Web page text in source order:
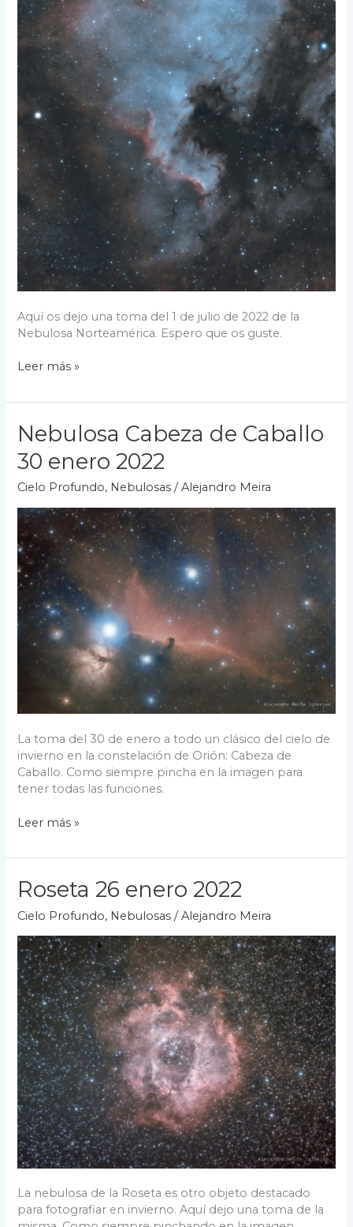
Aquí os dejo una toma del 1 de julio de 2022 de la
Nebulosa Norteamérica. Espero que os guste.
Nebulosa
Leer más »
Nebulosa Cabeza de Caballo
30 enero 2022
Cielo Profundo, Nebulosas /Alejandro Meira
La toma del 30 de enero a todo un clásico del cielo de
invierno en la constelación de Orión: Cabeza de
Caballo. Como siempre pincha en la imagen para
tener todas las funciones.
Nebulosa
de
30
2022
Leer más »
Roseta 26 enero 2022
Cielo Profundo, Nebulosas /Alejandro Meira
La nebulosa de la Roseta es otro objeto destacado
para fotografiar en invierno. Aquí dejo una toma de la